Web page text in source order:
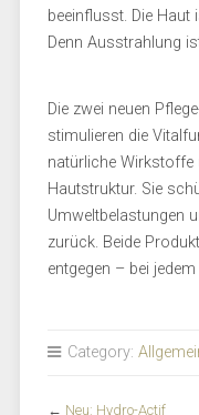
beeinflusst. Die
Denn Ausstrahlung
Die zwei neuen
stimulieren die
natürliche Wirkstoffe
Hautstruktur. Sie
Umweltbelastungen
zurück. Beide
entgegen – bei
Category:
← Neu: Hydro-Actif